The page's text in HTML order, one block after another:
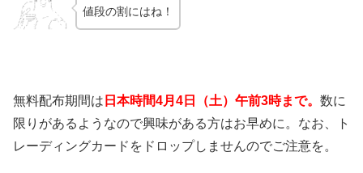
値段の割にはね！
無料配布期間は 日本時間4月4日（土）午前3時まで。 数に
限りがあるようなので興味がある方はお早めに。なお、ト
レーディングカードをドロップしませんのでご注意を。